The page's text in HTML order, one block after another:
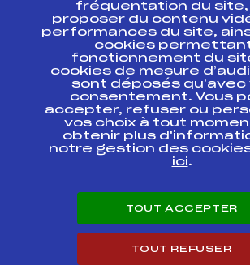
Ressources
Pass’Neige
Projet sportif fédéral
Projet de performance
Antidopage
Pôle Développement,
Scientifique
Listes ministérielles
Pôle vie de l’athlète
Enseignement professionnel
Carrières
fréquentation du site,
proposer du contenu
performances du site,
cookies
fonctionnement du
cookies de mesure
sont déposés qu’avec
consentement. Vous
accepter, refuser ou
vos choix à tout
obtenir plus
notre gestion des
ici.
TOUT ACCEPTER
TOUT REFUSER